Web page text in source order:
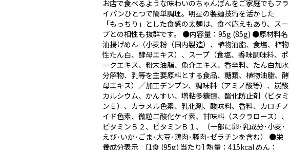
お店で食べるような味わいのちゃんぽんをご家庭でもフラ
イパンひとつで簡単調理。明星の製麺技術を活かした
「もっちり」とした食感の太麺は、食べ応えもあり、スー
プとの相性も抜群です。 ●内容量：95g (85g) ●原材料名
油揚げめん（小麦粉（国内製造）、植物油脂、食塩、植物
性たん白、酵母エキス）、スープ（食塩、香味調味料、ポ
ークエキス、粉末油脂、魚介エキス、香辛料、たん白加水
分解物、乳等を主要原料とする食品、糖類、植物油脂、酵
母エキス）／加工デンプン、調味料（アミノ酸等）、炭酸
カルシウム、かんすい、増粘多糖類、酸化防止剤（ビタミ
ンＥ）、カラメル色素、乳化剤、酸味料、香料、カロチノ
イド色素、微粒二酸化ケイ素、甘味料（スクラロース）、
ビタミンＢ２、ビタミンＢ１、（一部に卵･乳成分･小麦･
えび･いか･ごま･大豆･鶏肉･豚肉･ゼラチンを含む） ●栄
養成分表示 [1食 (95g) 当たり] 熱量：415kcal めん：